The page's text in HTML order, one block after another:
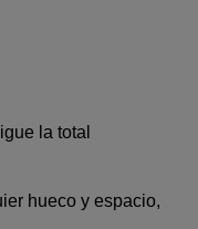
la total
hueco y espacio,